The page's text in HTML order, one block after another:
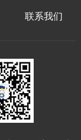
联系我们